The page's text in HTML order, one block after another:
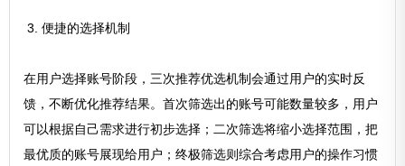
3. 便捷的选择机制
在用户选择账号阶段，三次推荐优选机制会通过用户的实时反
馈，不断优化推荐结果。首次筛选出的账号可能数量较多，用户
可以根据自己需求进行初步选择；二次筛选将缩小选择范围，把
最优质的账号展现给用户；终极筛选则综合考虑用户的操作习惯